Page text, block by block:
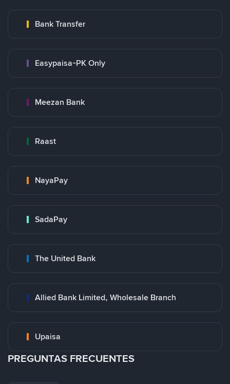
Bank Transfer
Easypaisa-PK Only
Meezan Bank
Raast
NayaPay
SadaPay
The United Bank
Allied Bank Limited, Wholesale Branch
Upaisa
PREGUNTAS FRECUENTES